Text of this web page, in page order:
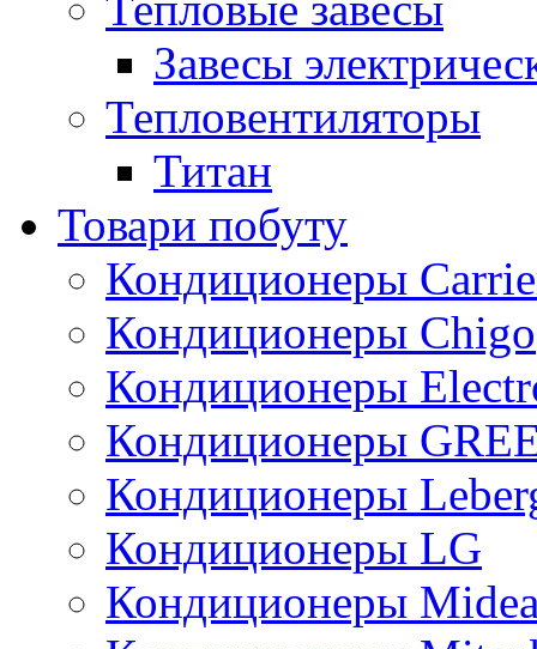
Завесы
Тепловентиляторы
Титан
Товари побуту
Кондиционеры
Кондиционеры Chigo
Кондиционеры
Кондиционеры
Кондиционеры
Кондиционеры LG
Кондиционеры